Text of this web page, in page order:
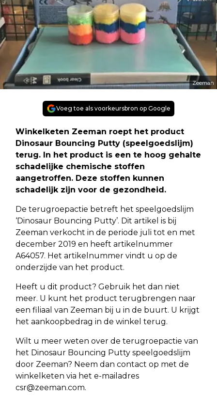
Zeeman
Voeg toe als voorkeursbron op Google
Winkelketen Zeeman roept het product
Dinosaur Bouncing Putty (speelgoedslijm)
terug. In het product is een te hoog gehalte
schadelijke chemische stoffen
aangetroffen. Deze stoffen kunnen
schadelijk zijn voor de gezondheid.
De terugroepactie betreft het speelgoedslijm
‘Dinosaur Bouncing Putty’. Dit artikel is bij
Zeeman verkocht in de periode juli tot en met
december 2019 en heeft artikelnummer
A64057. Het artikelnummer vindt u op de
onderzijde van het product.
Heeft u dit product? Gebruik het dan niet
meer. U kunt het product terugbrengen naar
een filiaal van Zeeman bij u in de buurt. U krijgt
het aankoopbedrag in de winkel terug.
Wilt u meer weten over de terugroepactie van
het Dinosaur Bouncing Putty speelgoedslijm
door Zeeman? Neem dan contact op met de
winkelketen via het e-mailadres
csr@zeeman.com.